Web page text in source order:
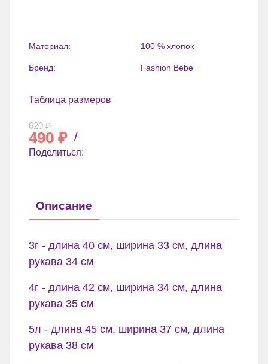
Материал: 100 % хлопок
Бренд: Fashion Bebe
Таблица размеров
620₽
490 ₽ /
Поделиться:
Описание
3г - длина 40 см, ширина 33 см, длина
рукава 34 см
4г - длина 42 см, ширина 34 см, длина
рукава 35 см
5л - длина 45 см, ширина 37 см, длина
рукава 38 см